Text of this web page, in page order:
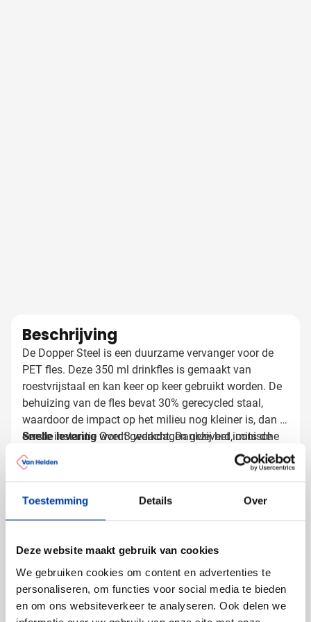
Toestemming Details Over
Deze website maakt gebruik van cookies
We gebruiken cookies om content en advertenties te
personaliseren, om functies voor social media te bieden
en om ons websiteverkeer te analyseren. Ook delen we
Beschrijving
De Dopper Steel is een duurzame vervanger voor de
PET fles. Deze 350 ml drinkfles is gemaakt van
roestvrijstaal en kan keer op keer gebruikt worden. De
behuizing van de fles bevat 30% gerecycled staal,
waardoor de impact op het milieu nog kleiner is, dan in
eerste instantie wordt gedacht. Dankzij het iconische
driedelige ontwerp is de Dopper eenvoudig te vullen en
kunnen er zelfs ijsblokjes in de fles gevuld worden.
en/of tekst en verras al uw relaties met deze
duurzame drinkfles. De Dopper wordt enkel geleverd
Snelle levering Over 3 werkdagen geleverd, mits de
drukproef vóór 12:00 uur akkoord is.
Lees meer
Specificaties
Gewicht
115 gram
Inhoud
Materiaal
PP, RVS, Silicone, TPE,
Tritan